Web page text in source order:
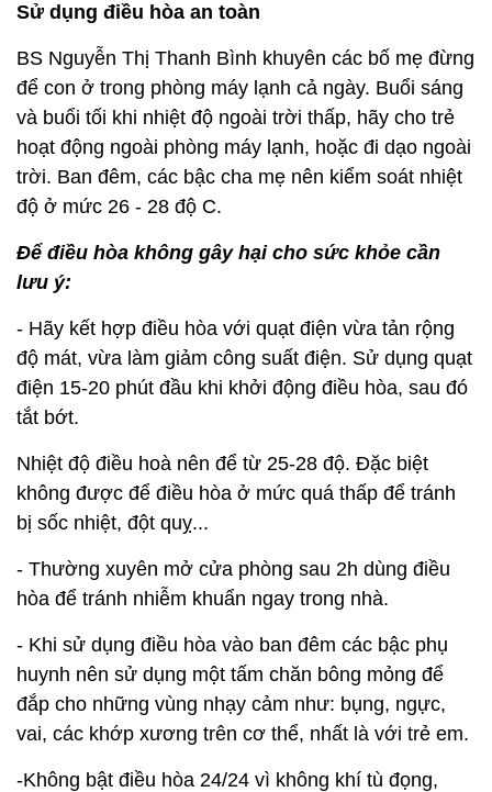
Sử dụng điều hòa an toàn
BS Nguyễn Thị Thanh Bình khuyên các bố mẹ đừng
để con ở trong phòng máy lạnh cả ngày. Buổi sáng
và buổi tối khi nhiệt độ ngoài trời thấp, hãy cho trẻ
hoạt động ngoài phòng máy lạnh, hoặc đi dạo ngoài
trời. Ban đêm, các bậc cha mẹ nên kiểm soát nhiệt
độ ở mức 26 - 28 độ C.
Để điều hòa không gây hại cho sức khỏe cần
lưu ý:
- Hãy kết hợp điều hòa với quạt điện vừa tản rộng
độ mát, vừa làm giảm công suất điện. Sử dụng quạt
điện 15-20 phút đầu khi khởi động điều hòa, sau đó
tắt bớt.
Nhiệt độ điều hoà nên để từ 25-28 độ. Đặc biệt
không được để điều hòa ở mức quá thấp để tránh
bị sốc nhiệt, đột quỵ...
- Thường xuyên mở cửa phòng sau 2h dùng điều
hòa để tránh nhiễm khuẩn ngay trong nhà.
- Khi sử dụng điều hòa vào ban đêm các bậc phụ
huynh nên sử dụng một tấm chăn bông mỏng để
đắp cho những vùng nhạy cảm như: bụng, ngực,
vai, các khớp xương trên cơ thể, nhất là với trẻ em.
-Không bật điều hòa 24/24 vì không khí tù đọng,